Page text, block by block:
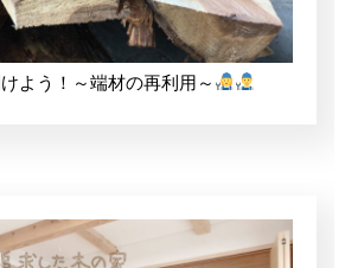
よう！～端材の再利用～